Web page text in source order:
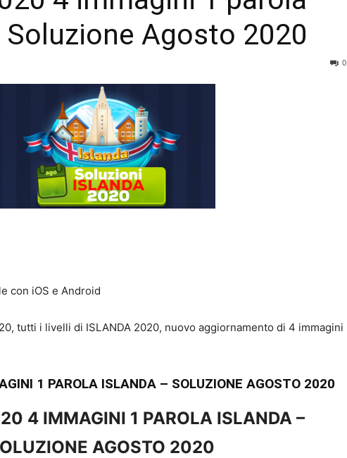
Soluzione Agosto 2020
0
con iOS e Android
tutti i livelli di ISLANDA 2020, nuovo aggiornamento di 4 immagini
1 PAROLA ISLANDA – SOLUZIONE AGOSTO 2020
4 IMMAGINI 1 PAROLA ISLANDA –
AGOSTO 2020